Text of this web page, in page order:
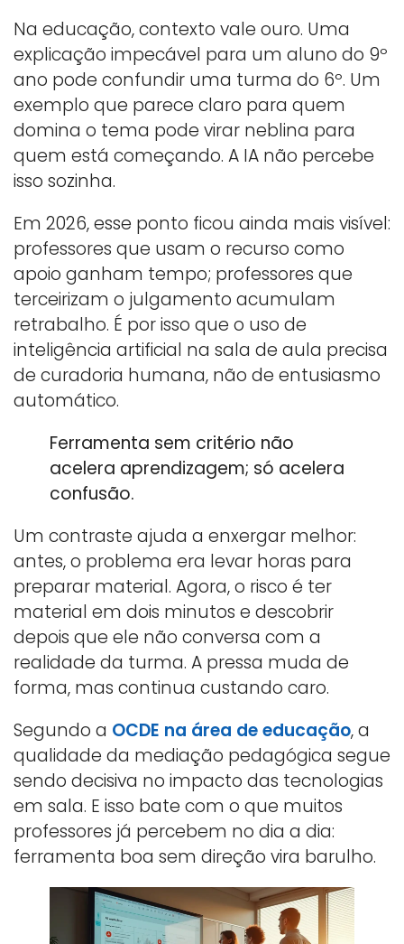
Na educação, contexto vale ouro. Uma
explicação impecável para um aluno do 9º
ano pode confundir uma turma do 6º. Um
exemplo que parece claro para quem
domina o tema pode virar neblina para
quem está começando. A IA não percebe
isso sozinha.
Em 2026, esse ponto ficou ainda mais visível:
professores que usam o recurso como
apoio ganham tempo; professores que
terceirizam o julgamento acumulam
retrabalho. É por isso que o uso de
inteligência artificial na sala de aula precisa
de curadoria humana, não de entusiasmo
automático.
Ferramenta sem critério não
acelera aprendizagem; só acelera
confusão.
Um contraste ajuda a enxergar melhor:
antes, o problema era levar horas para
preparar material. Agora, o risco é ter
material em dois minutos e descobrir
depois que ele não conversa com a
realidade da turma. A pressa muda de
forma, mas continua custando caro.
Segundo a OCDE na área de educação, a
qualidade da mediação pedagógica segue
sendo decisiva no impacto das tecnologias
em sala. E isso bate com o que muitos
professores já percebem no dia a dia:
ferramenta boa sem direção vira barulho.